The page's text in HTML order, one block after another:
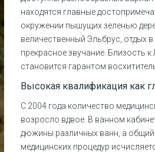
находятся главные
окружении пышущих зеленью
величественный Эльбрус, отдых
прекрасное звучание. Близость
становится гарантом
Высокая квалификация как
С 2004 года количество
возросло вдвое. В ванном
дюжины различных ванн, а общий
медицинских процедур